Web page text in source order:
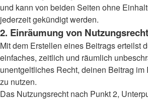
und kann von beiden Seiten ohne
jederzeit gekündigt werden.
2. Einräumung von
Mit dem Erstellen eines Beitrags erteilst
einfaches, zeitlich und räumlich
unentgeltliches Recht, deinen Beitrag
zu nutzen.
Das Nutzungsrecht nach Punkt 2,